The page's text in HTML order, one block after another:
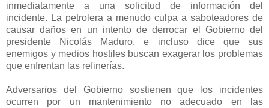
inmediatamente a una solicitud de información del
incidente. La petrolera a menudo culpa a saboteadores de
causar daños en un intento de derrocar el Gobierno del
presidente Nicolás Maduro, e incluso dice que sus
enemigos y medios hostiles buscan exagerar los problemas
que enfrentan las refinerías.
Adversarios del Gobierno sostienen que los incidentes
ocurren por un mantenimiento no adecuado en las